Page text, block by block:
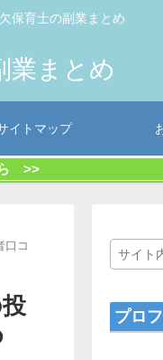
保育士の副業まとめ
イトマップ
ら >>
口コ
プロ